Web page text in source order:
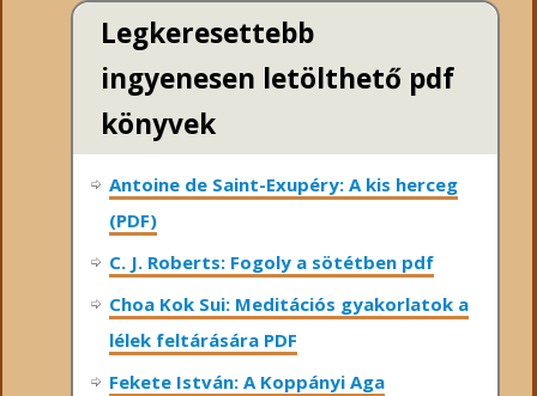
Legkeresettebb
ingyenesen letölthető pdf
könyvek
Antoine de Saint-Exupéry: A kis herceg
(PDF)
C. J. Roberts: Fogoly a sötétben pdf
Choa Kok Sui: Meditációs gyakorlatok a
lélek feltárására PDF
Fekete István: A Koppányi Aga